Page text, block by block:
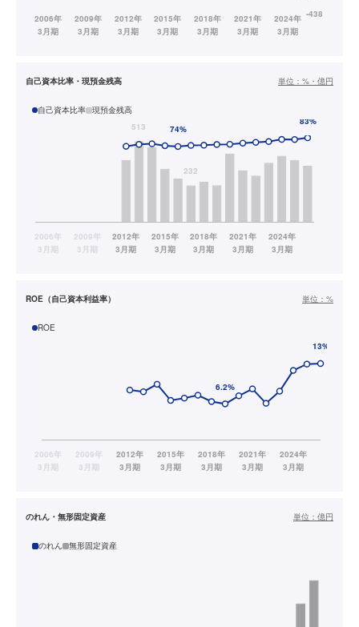
自己資本比率・現預金残高 単位： %・億円
自己資本比率 現預金残高
ROE（自己資本利益率） 単位： %
ROE
のれん・無形固定資産 単位： 億円
のれん 無形固定資産